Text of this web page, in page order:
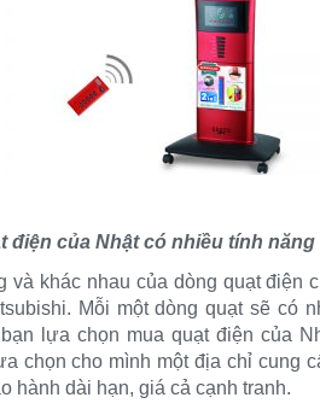
điện của Nhật có nhiều tính
và khác nhau của dòng quạt điện
Mỗi một dòng quạt sẽ có
lựa chọn mua quạt điện của
chọn cho mình một địa chỉ cung
hành dài hạn, giá cả cạnh tranh.